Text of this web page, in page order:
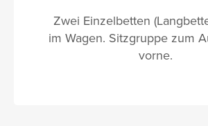
Zwei Einzelbetten
im Wagen. Sitzgruppe zum
vorne.